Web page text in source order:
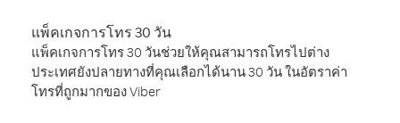
แพ็คเกจการโทร 30 วัน
แพ็คเกจการโทร 30 วันช่วยให้คุณสามารถโทรไปต่าง
ประเทศยังปลายทางที่คุณเลือกได้นาน 30 วัน ในอัตราค่า
โทรที่ถูกมากของ Viber